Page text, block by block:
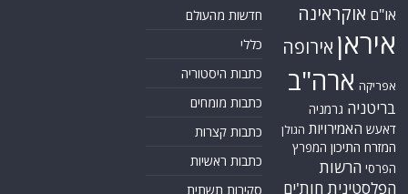
או"ם אוקראינה
איראן אירופה
אפריקה ארה"ב
בריטניה גרמניה
דאעש האמירויות הגולן
המזרח התיכון המפרץ
הפרסי הרשות
הפלסטינית חות'ים
חדשות מהעולם
כללי
כתבות היסטוריה
כתבות מומחים
כתבות קצרות
כתבות ראשיות
סקירות תשתית